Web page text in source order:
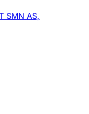
SMN AS,